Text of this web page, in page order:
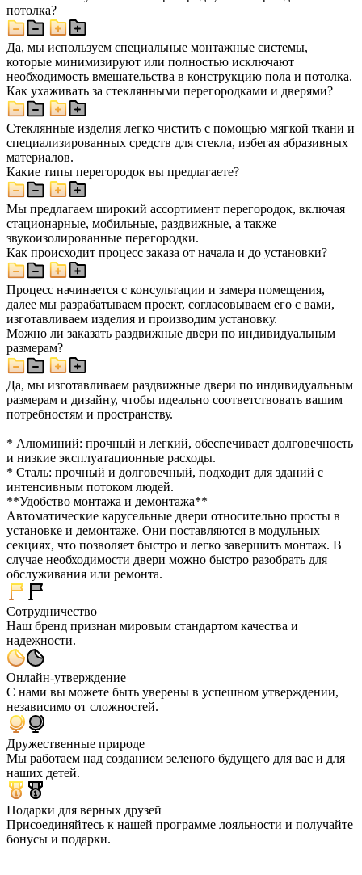
потолка?
Да, мы используем специальные монтажные системы,
которые минимизируют или полностью исключают
необходимость вмешательства в конструкцию пола и потолка.
Как ухаживать за стеклянными перегородками и дверями?
Стеклянные изделия легко чистить с помощью мягкой ткани и
специализированных средств для стекла, избегая абразивных
материалов.
Какие типы перегородок вы предлагаете?
Мы предлагаем широкий ассортимент перегородок, включая
стационарные, мобильные, раздвижные, а также
звукоизолированные перегородки.
Как происходит процесс заказа от начала и до установки?
Процесс начинается с консультации и замера помещения,
далее мы разрабатываем проект, согласовываем его с вами,
изготавливаем изделия и производим установку.
Можно ли заказать раздвижные двери по индивидуальным
размерам?
Да, мы изготавливаем раздвижные двери по индивидуальным
размерам и дизайну, чтобы идеально соответствовать вашим
потребностям и пространству.
* Алюминий: прочный и легкий, обеспечивает долговечность
и низкие эксплуатационные расходы.
* Сталь: прочный и долговечный, подходит для зданий с
интенсивным потоком людей.
**Удобство монтажа и демонтажа**
Автоматические карусельные двери относительно просты в
установке и демонтаже. Они поставляются в модульных
секциях, что позволяет быстро и легко завершить монтаж. В
случае необходимости двери можно быстро разобрать для
обслуживания или ремонта.
Сотрудничество
Наш бренд признан мировым стандартом качества и
надежности.
Онлайн-утверждение
С нами вы можете быть уверены в успешном утверждении,
независимо от сложностей.
Дружественные природе
Мы работаем над созданием зеленого будущего для вас и для
наших детей.
Подарки для верных друзей
Присоединяйтесь к нашей программе лояльности и получайте
бонусы и подарки.